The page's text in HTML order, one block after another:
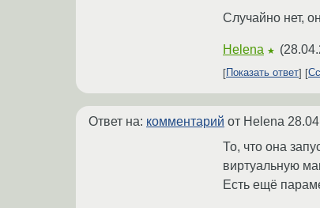
Случайно нет,
Helena ★ (
Показать ответ
Ответ на: комментарий от Helena
То, что она
виртуальную
Есть ещё